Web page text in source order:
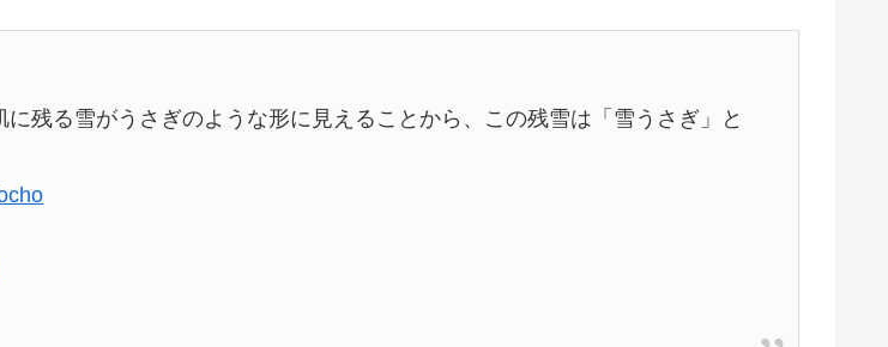
残る雪がうさぎのような形に見えることから、この残雪は「雪うさぎ」と